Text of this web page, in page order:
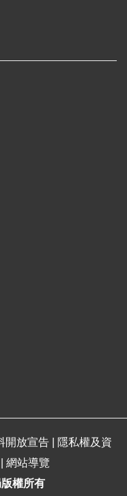
開放宣告
隱私權及資
網站導覽
權所有